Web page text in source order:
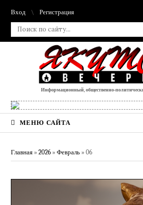
Вход Регистрация
Информационный, общественно-
МЕНЮ САЙТА
Главная »2026 » Февраль » 06